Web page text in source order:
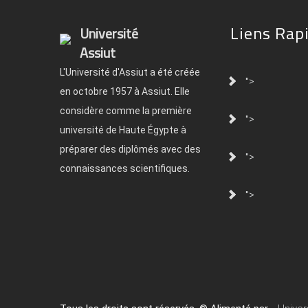
Université
Assiut
L'Université d'Assiut a été créée
en octobre 1957 à Assiut. Elle
considère comme la première
université de Haute Égypte à
préparer des diplômés avec des
connaissances scientifiques.
Liens
">
">
">
">